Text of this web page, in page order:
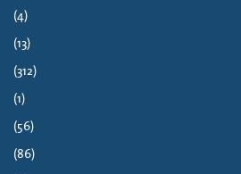
(4)
(13)
(312)
(1)
(56)
(86)